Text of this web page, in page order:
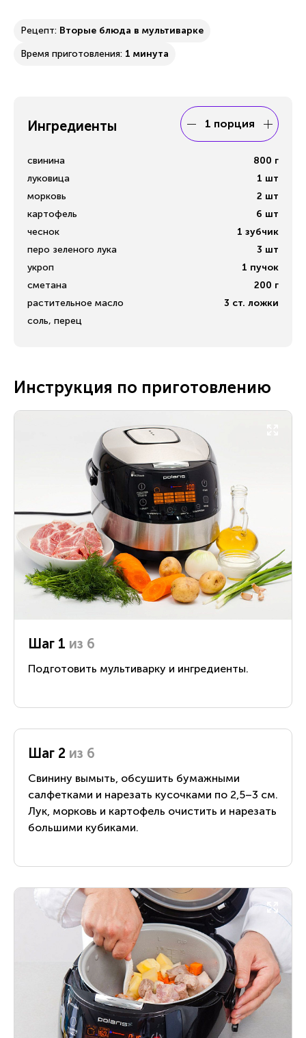
Рецепт: Вторые блюда в мультиварке
Время приготовления: 1 минута
Ингредиенты 1 порция
свинина 800 г
луковица
1 шт
морковь
2 шт
картофель
6 шт
чеснок
1 зубчик
перо зеленого лука
3 шт
укроп
1 пучок
сметана
200 г
растительное масло
3 ст. ложки
соль, перец
Инструкция по приготовлению
Шаг 1 из 6
Подготовить мультиварку и ингредиенты.
Шаг 2 из 6
Свинину вымыть, обсушить бумажными
салфетками и нарезать кусочками по 2,5–3 см.
Лук, морковь и картофель очистить и нарезать
большими кубиками.